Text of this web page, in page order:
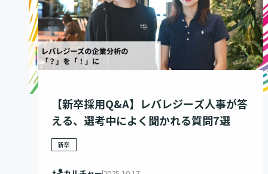
【新卒採用Q&A】レバレジーズ人事が答
える、選考中によく聞かれる質問7選
新卒